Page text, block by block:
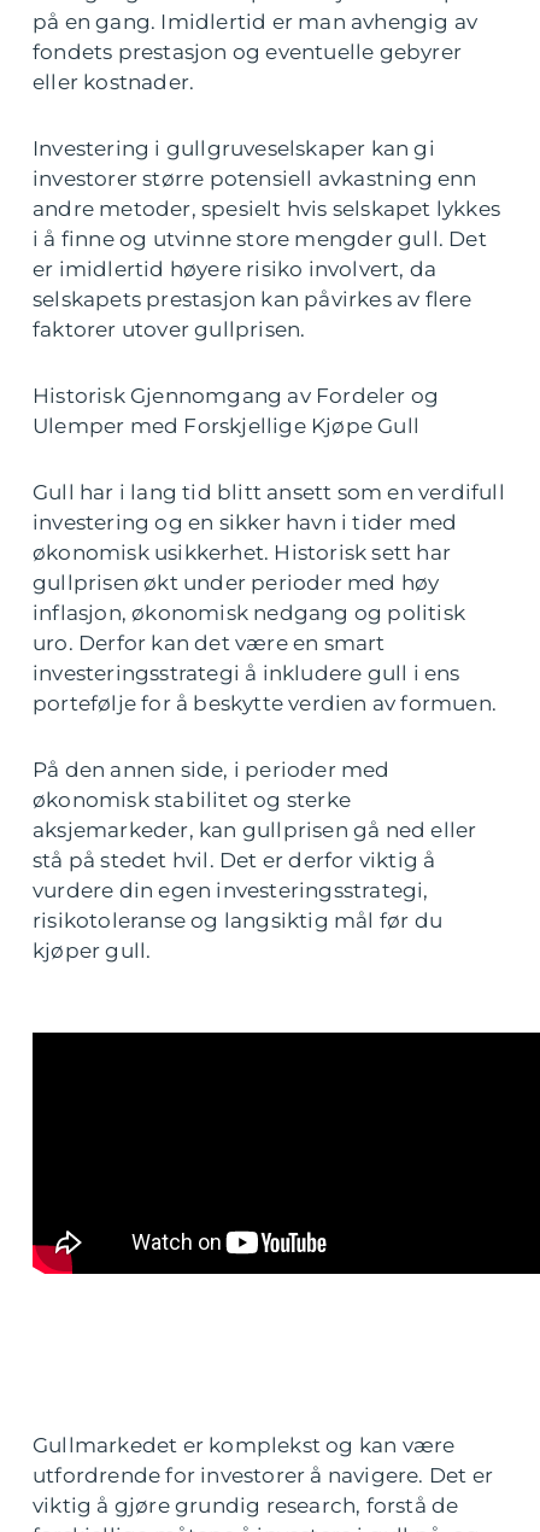
på en gang. Imidlertid er man avhengig av
fondets prestasjon og eventuelle gebyrer
eller kostnader.
Investering i gullgruveselskaper kan gi
investorer større potensiell avkastning enn
andre metoder, spesielt hvis selskapet lykkes
i å finne og utvinne store mengder gull. Det
er imidlertid høyere risiko involvert, da
selskapets prestasjon kan påvirkes av flere
faktorer utover gullprisen.
Historisk Gjennomgang av Fordeler og
Ulemper med Forskjellige Kjøpe Gull
Gull har i lang tid blitt ansett som en verdifull
investering og en sikker havn i tider med
økonomisk usikkerhet. Historisk sett har
gullprisen økt under perioder med høy
inflasjon, økonomisk nedgang og politisk
uro. Derfor kan det være en smart
investeringsstrategi å inkludere gull i ens
portefølje for å beskytte verdien av formuen.
På den annen side, i perioder med
økonomisk stabilitet og sterke
aksjemarkeder, kan gullprisen gå ned eller
stå på stedet hvil. Det er derfor viktig å
vurdere din egen investeringsstrategi,
risikotoleranse og langsiktig mål før du
kjøper gull.
Gullmarkedet er komplekst og kan være
utfordrende for investorer å navigere. Det er
viktig å gjøre grundig research, forstå de